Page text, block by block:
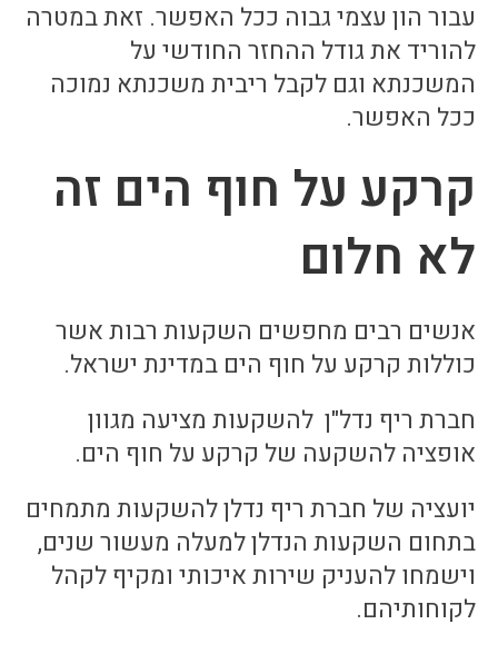
עבור הון עצמי גבוה ככל האפשר. זאת במטרה
להוריד את גודל ההחזר החודשי על
המשכנתא וגם לקבל ריבית משכנתא נמוכה
ככל האפשר.
קרקע על חוף הים זה
לא חלום
אנשים רבים מחפשים השקעות רבות אשר
כוללות קרקע על חוף הים במדינת ישראל.
חברת ריף נדל"ן להשקעות מציעה מגוון
אופציה להשקעה של קרקע על חוף הים.
יועציה של חברת ריף נדלן להשקעות מתמחים
בתחום השקעות הנדלן למעלה מעשור שנים,
וישמחו להעניק שירות איכותי ומקיף לקהל
לקוחותיהם.